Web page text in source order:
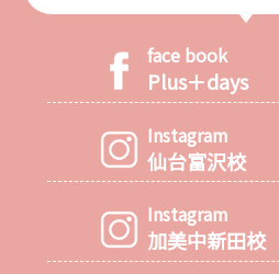
face book
Plus＋days
Instagram
仙台富沢校
Instagram
加美中新田校